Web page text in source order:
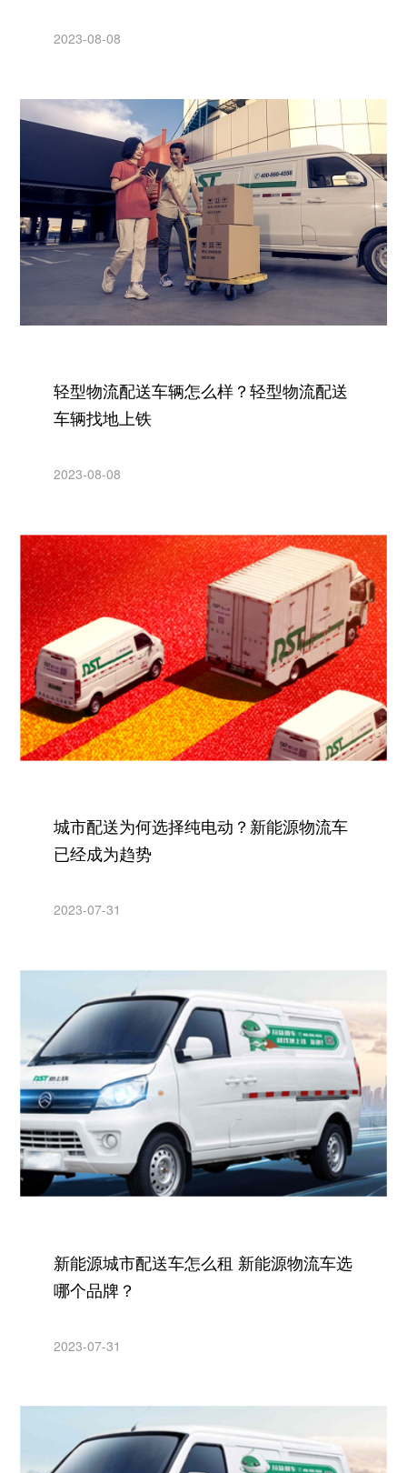
2023-08-08
轻型物流配送车辆怎么样？轻型物流配送
车辆找地上铁
2023-08-08
城市配送为何选择纯电动？新能源物流车
已经成为趋势
2023-07-31
新能源城市配送车怎么租 新能源物流车选
哪个品牌？
2023-07-31